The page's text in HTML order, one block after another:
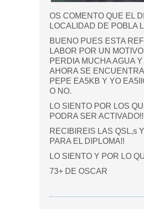
OS COMENTO QUE EL
LOCALIDAD DE POBLA
BUENO PUES ESTA
LABOR POR UN
PERDIA MUCHA AGUA
AHORA SE
PEPE EA5KB Y YO
O NO.
LO SIENTO POR LOS
PODRA SER ACTIVADO!!
RECIBIREIS LAS QSL,s
PARA EL DIPLOMA!!
LO SIENTO Y POR LO
73+ DE OSCAR